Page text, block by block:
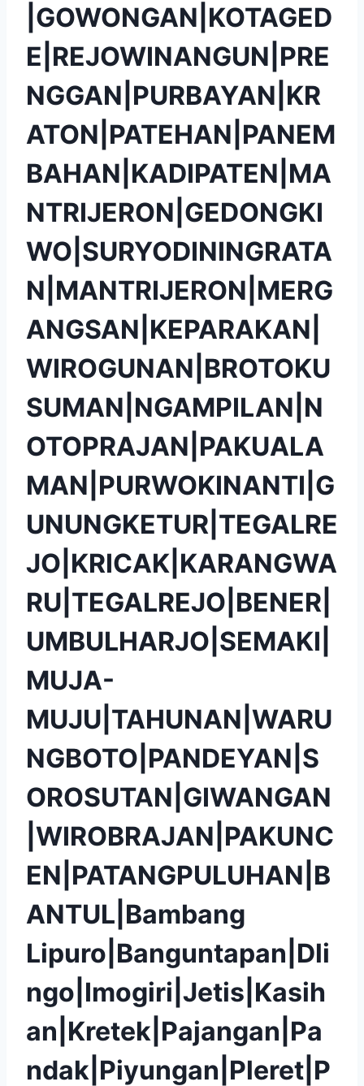
|GOWONGAN|KOTAGED
E|REJOWINANGUN|PRE
NGGAN|PURBAYAN|KR
ATON|PATEHAN|PANEM
BAHAN|KADIPATEN|MA
NTRIJERON|GEDONGKI
WO|SURYODININGRATA
N|MANTRIJERON|MERG
ANGSAN|KEPARAKAN|
WIROGUNAN|BROTOKU
SUMAN|NGAMPILAN|N
OTOPRAJAN|PAKUALA
MAN|PURWOKINANTI|G
UNUNGKETUR|TEGALRE
JO|KRICAK|KARANGWA
RU|TEGALREJO|BENER|
UMBULHARJO|SEMAKI|
MUJA-
MUJU|TAHUNAN|WARU
NGBOTO|PANDEYAN|S
OROSUTAN|GIWANGAN
|WIROBRAJAN|PAKUNC
EN|PATANGPULUHAN|B
ANTUL|Bambang
Lipuro|Banguntapan|Dli
ngo|Imogiri|Jetis|Kasih
an|Kretek|Pajangan|Pa
ndak|Piyungan|Pleret|P